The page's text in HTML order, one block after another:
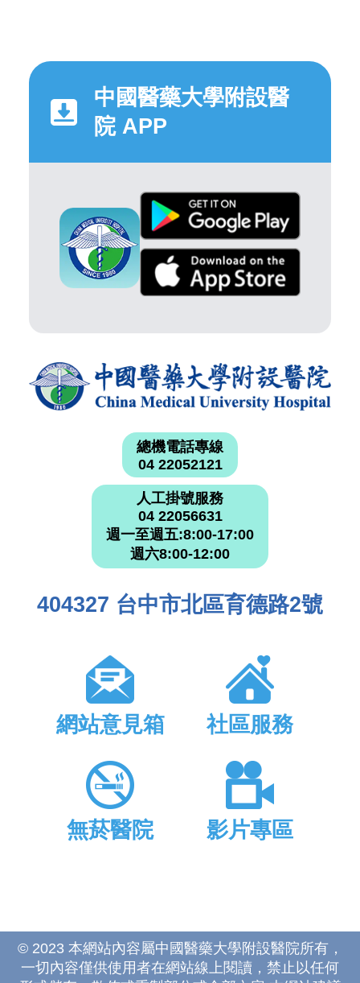
中國醫藥大學附設醫
院 APP
總機電話專線
04 22052121
人工掛號服務
04 22056631
週一至週五:8:00-17:00
週六8:00-12:00
404327 台中市北區育德路2號
網站意見箱 社區服務
無菸醫院 影片專區
© 2023 本網站內容屬中國醫藥大學附設醫院所有，
一切內容僅供使用者在網站線上閱讀，禁止以任何